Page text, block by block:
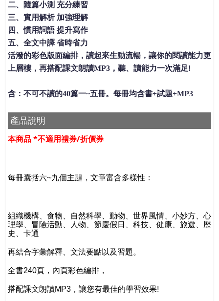
二、隨篇小測 充分練習
三、實用解析 加強理解
四、慣用詞語 提升寫作
五、全文中譯 省時省力
活潑的彩色版面編排，讀起來生動流暢，讓你的閱讀能力更
上層樓，再搭配課文朗讀MP3，聽、讀能力一次滿足!
含：不可不讀的40篇一~五冊。每冊均含書+試題+MP3
產品說明
本商品 *不適用禮券/折價券
每冊囊括六~九個主題，文章富含多樣性 ：
組織機構、食物、
自然科學、動物、世界風情、小妙方、心
理學、冒險活動、人物、節慶假日、科技、健康、旅遊、歷
史、 卡通
再結合字彙解釋、文法要點以及習題。
全書240頁，內頁彩色編排，
搭配課文朗讀MP3，讓您有最佳的學習效果!